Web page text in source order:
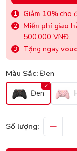
Giảm 10% cho
Miễn phí giao
500.000 VNĐ.
Tặng ngay
Màu Sắc: Đen
Đen
Số lượng: